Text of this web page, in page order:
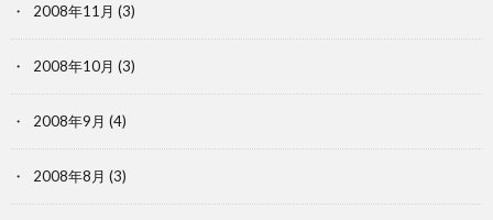
2008年11月 (3)
2008年10月 (3)
2008年9月 (4)
2008年8月 (3)